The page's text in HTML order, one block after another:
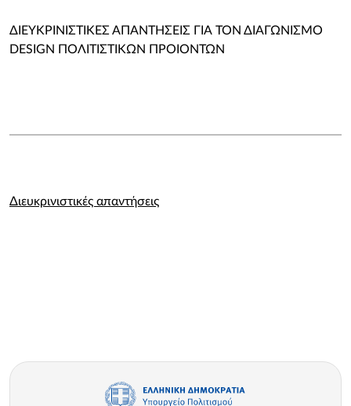
ΔΙΕΥΚΡΙΝΙΣΤΙΚΕΣ ΑΠΑΝΤΗΣΕΙΣ ΓΙΑ ΤΟΝ ΔΙΑΓΩΝΙΣΜΟ
DESIGN ΠΟΛΙΤΙΣΤΙΚΩΝ ΠΡΟΙΟΝΤΩΝ
Διευκρινιστικές απαντήσεις